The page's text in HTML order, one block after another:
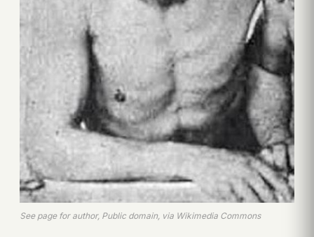
See page for author, Public domain, via Wikimedia Commons